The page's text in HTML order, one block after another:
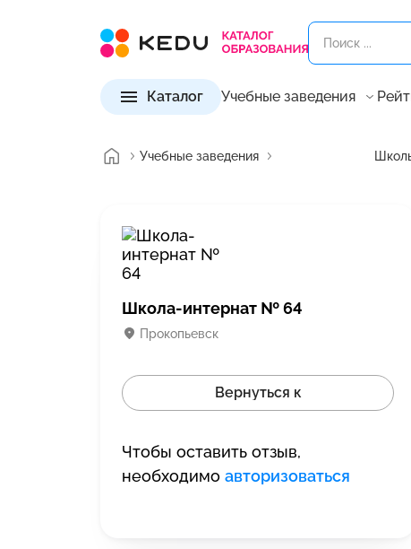
Каталог Учебные заведения
Учебные заведения
Школа-интернат № 64
Прокопьевск
Вернуться к
Чтобы оставить отзыв,
необходимо авторизоваться